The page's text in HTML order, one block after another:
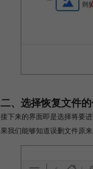
二、选择恢复文件
接下来的界面即是选择将要
果我们能够知道误删文件原